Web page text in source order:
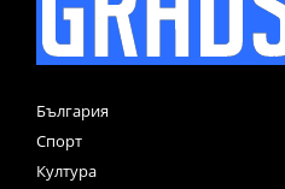
България
Спорт
Култура